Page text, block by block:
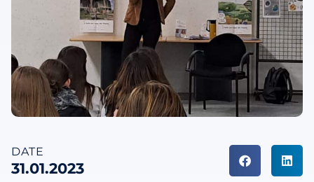
DATE
31.01.2023